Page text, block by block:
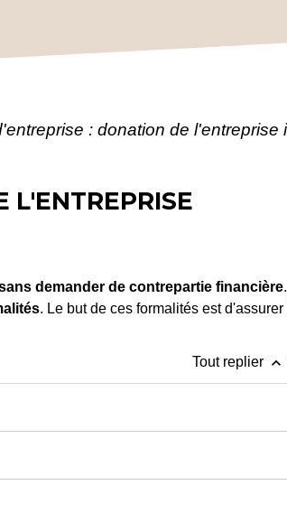
: donation de l'entreprise
L'ENTREPRISE
demander de contrepartie financière
. Le but de ces formalités est
Tout replier keyboard_arrow_up